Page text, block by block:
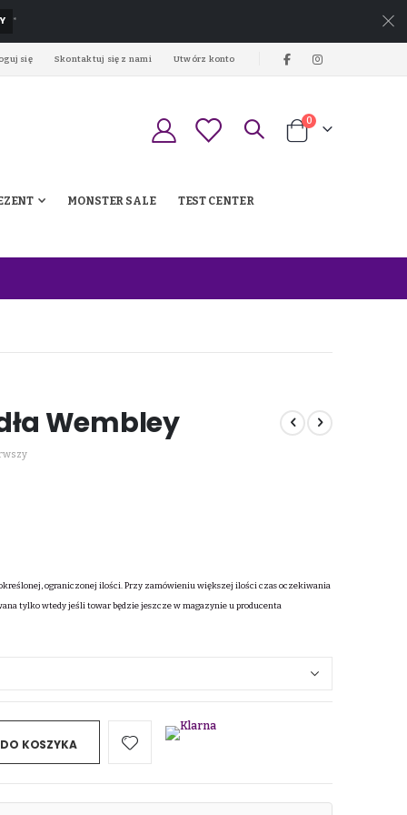
*
się Skontaktuj się z nami Utwórz konto
Koszyk
0produkty
MONSTER SALE TEST CENTER
Wembley
ograniczonej ilości. Przy zamówieniu większej ilości czas oczekiwania
tylko wtedy jeśli towar będzie jeszcze w magazynie u producenta
KOSZYKA